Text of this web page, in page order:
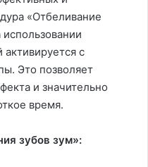
«Отбеливание
с
Это позволяет
и значительно
время.
зубов зум»: